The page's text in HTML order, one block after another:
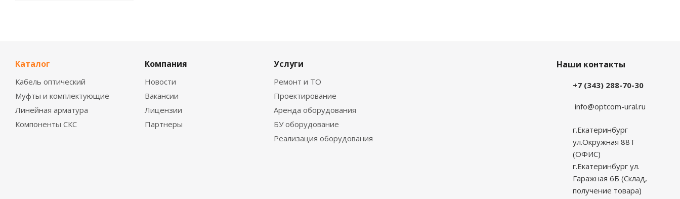
Каталог
Кабель оптический
Муфты и комплектующие
Линейная арматура
Компоненты СКС
Компания
Новости
Вакансии
Лицензии
Партнеры
Услуги
Ремонт и ТО
Проектирование
Аренда оборудования
БУ оборудование
Реализация оборудования
Наши контакты
+7 (343) 288-70-30
info@optcom-ural.ru
г.Екатеринбург
ул.Окружная 88Т
(ОФИС)
г.Екатеринбург ул.
Гаражная 6Б (Склад,
получение товара)